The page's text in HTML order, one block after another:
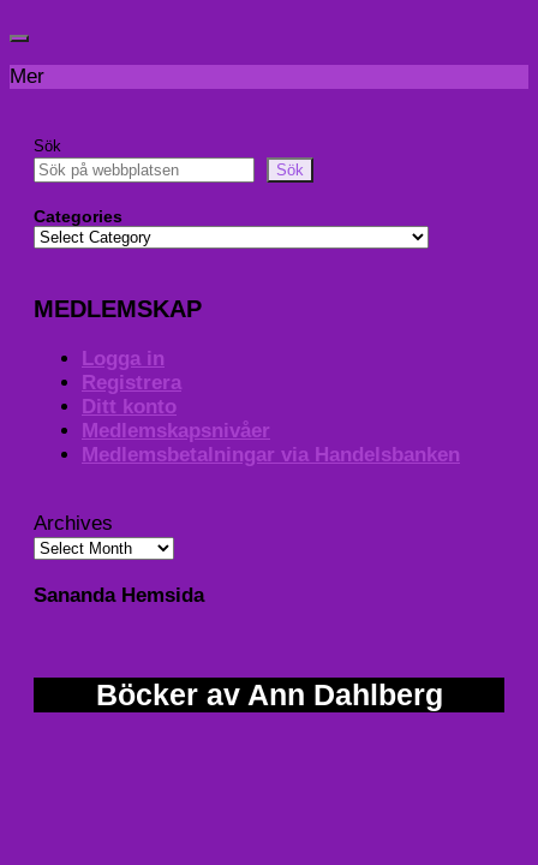
Mer
Sök
Sök
Categories
MEDLEMSKAP
Logga in
Registrera
Ditt konto
Medlemskapsnivåer
Medlemsbetalningar via Handelsbanken
Archives
Sananda Hemsida
Böcker av Ann Dahlberg